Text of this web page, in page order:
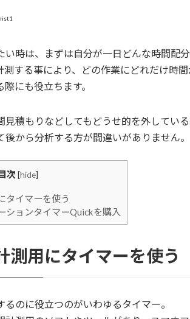
い時は、まずは自分が一日どんな時間配
測する事により、どの作業にどれだけ時
にも役立ちます。
見積もりなどしてもどうせ的を外してい
後から分析する方が間違いがありません。
次[hide]
タイマーを使う
ションタイマーQuickを購入
測用にタイマーを使う
るのに役立つのがいわゆるタイマー。